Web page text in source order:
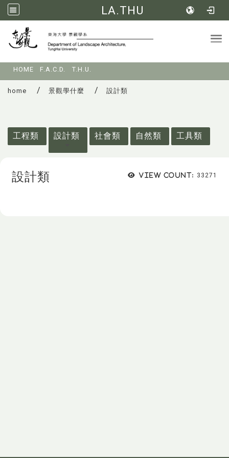
LA.THU
HOME F.A.C.D. T.H.U.
home 景觀學什麼 設計類
工程類
設計類 社會類 自然類 工具類
View count: 33271
設計類